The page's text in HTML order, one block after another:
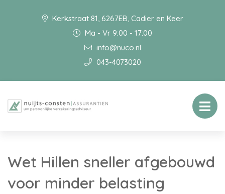
Kerkstraat 81, 6267EB, Cadier en Keer
Ma - Vr 9:00 - 17:00
info@nuco.nl
043-4073020
Wet Hillen sneller afgebouwd
voor minder belasting